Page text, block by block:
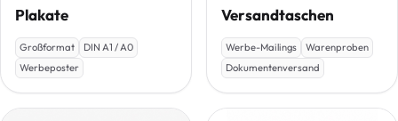
Plakate
Großformat
DIN A1 / A0
Werbeposter
Versandtaschen
Werbe-Mailings
Warenproben
Dokumentenversand